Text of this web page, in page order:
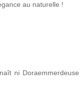
au naturelle !
ni Doraemmerdeuse